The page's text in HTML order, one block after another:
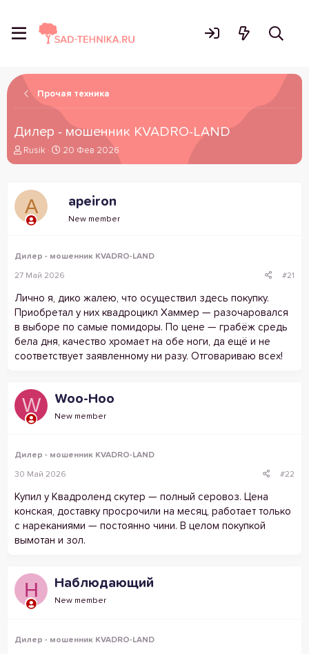
Прочая техника
Дилер - мошенник KVADRO-LAND
А
в
т
е
Rusik
Д
а
а
20 Фев 2026
A apeiron
New member
Дилер - мошенник KVADRO-LAND
27 Май 2026 #21
Лично я, дико жалею, что осуществил здесь покупку.
Приобретал у них квадроцикл Хаммер — разочаровался
в выборе по самые помидоры. По цене — грабёж средь
бела дня, качество хромает на обе ноги, да ещё и не
соответствует заявленному ни разу. Отговариваю всех!
W Woo-Hoo
New member
Дилер - мошенник KVADRO-LAND
30 Май 2026 #22
Купил у Квадроленд скутер — полный серовоз. Цена
конская, доставку просрочили на месяц, работает только
с нареканиями — постоянно чини. В целом покупкой
вымотан и зол.
Н Наблюдающий
New member
Дилер - мошенник KVADRO-LAND